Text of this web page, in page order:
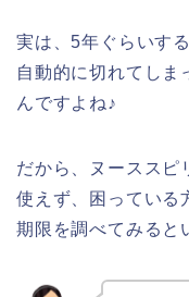
実は、5年ぐらいす
自動的に切れてしま
んですよね♪
だから、ヌーススピ
使えず、困っている
期限を調べてみると